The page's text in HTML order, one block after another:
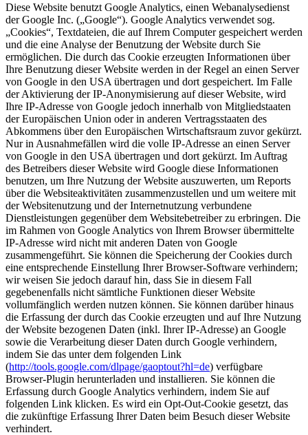
Diese Website benutzt Google Analytics, einen Webanalysedienst
der Google Inc. („Google“). Google Analytics verwendet sog.
„Cookies“, Textdateien, die auf Ihrem Computer gespeichert werden
und die eine Analyse der Benutzung der Website durch Sie
ermöglichen. Die durch das Cookie erzeugten Informationen über
Ihre Benutzung dieser Website werden in der Regel an einen Server
von Google in den USA übertragen und dort gespeichert. Im Falle
der Aktivierung der IP-Anonymisierung auf dieser Website, wird
Ihre IP-Adresse von Google jedoch innerhalb von Mitgliedstaaten
der Europäischen Union oder in anderen Vertragsstaaten des
Abkommens über den Europäischen Wirtschaftsraum zuvor gekürzt.
Nur in Ausnahmefällen wird die volle IP-Adresse an einen Server
von Google in den USA übertragen und dort gekürzt. Im Auftrag
des Betreibers dieser Website wird Google diese Informationen
benutzen, um Ihre Nutzung der Website auszuwerten, um Reports
über die Websiteaktivitäten zusammenzustellen und um weitere mit
der Websitenutzung und der Internetnutzung verbundene
Dienstleistungen gegenüber dem Websitebetreiber zu erbringen. Die
im Rahmen von Google Analytics von Ihrem Browser übermittelte
IP-Adresse wird nicht mit anderen Daten von Google
zusammengeführt. Sie können die Speicherung der Cookies durch
eine entsprechende Einstellung Ihrer Browser-Software verhindern;
wir weisen Sie jedoch darauf hin, dass Sie in diesem Fall
gegebenenfalls nicht sämtliche Funktionen dieser Website
vollumfänglich werden nutzen können. Sie können darüber hinaus
die Erfassung der durch das Cookie erzeugten und auf Ihre Nutzung
der Website bezogenen Daten (inkl. Ihrer IP-Adresse) an Google
sowie die Verarbeitung dieser Daten durch Google verhindern,
indem Sie das unter dem folgenden Link
(http://tools.google.com/dlpage/gaoptout?hl=de) verfügbare
Browser-Plugin herunterladen und installieren. Sie können die
Erfassung durch Google Analytics verhindern, indem Sie auf
folgenden Link klicken. Es wird ein Opt-Out-Cookie gesetzt, das
die zukünftige Erfassung Ihrer Daten beim Besuch dieser Website
verhindert.